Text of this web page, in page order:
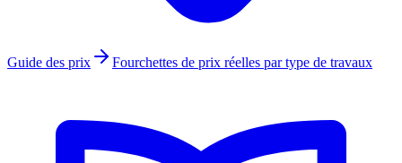
Guide des prix Fourchettes de prix réelles par type de travaux